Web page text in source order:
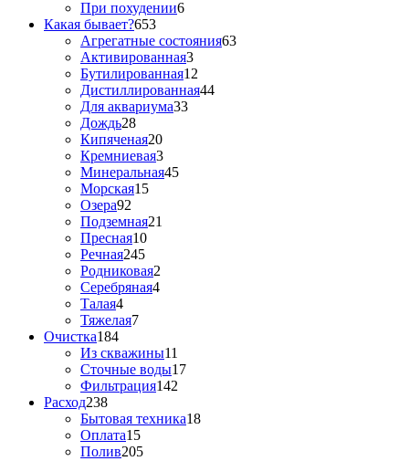
При похудении6
Какая бывает?653
Агрегатные состояния63
Активированная3
Бутилированная12
Дистиллированная44
Для аквариума33
Дождь28
Кипяченая20
Кремниевая3
Минеральная45
Морская15
Озера92
Подземная21
Пресная10
Речная245
Родниковая2
Серебряная4
Талая4
Тяжелая7
Очистка184
Из скважины11
Сточные воды17
Фильтрация142
Расход238
Бытовая техника18
Оплата15
Полив205